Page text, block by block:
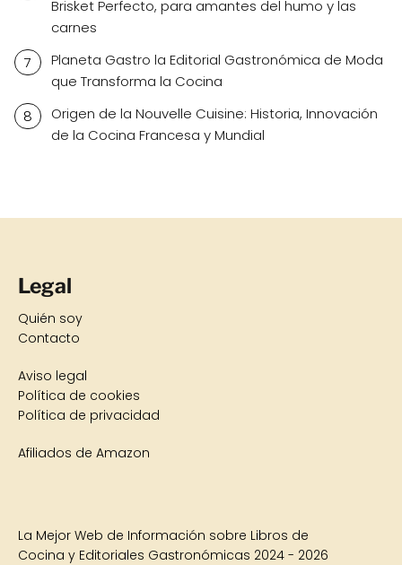
Brisket Perfecto, para amantes del humo y las
carnes
Planeta Gastro la Editorial Gastronómica de Moda
que Transforma la Cocina
Origen de la Nouvelle Cuisine: Historia, Innovación
de la Cocina Francesa y Mundial
Legal
Quién soy
Contacto
Aviso legal
Política de cookies
Política de privacidad
Afiliados de Amazon
La Mejor Web de Información sobre Libros de
Cocina y Editoriales Gastronómicas 2024 - 2026